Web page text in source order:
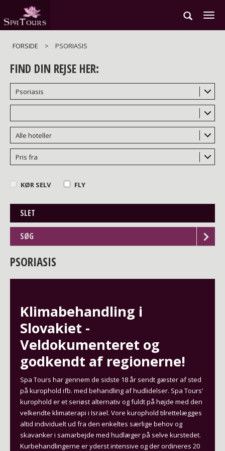
hovedindhold
FORSIDE > PSORIASIS
FIND DIN REJSE HER:
Psoriasis
Alle hoteller
Pris fra
KØR SELV FLY
SLET
SØG
PSORIASIS
Klimabehandling i
Slovakiet -
Veldokumenteret og
godkendt af regionerne!
Spa Tours har gennem de sidste 18 år sendt gæster af sted
på kurophold ifb. med behandling af hudlidelser. Spa Tours’
kurophold er et seriøst alternativ og fuldt på højde med den
velkendte klimaterapi i Israel. Vore kurophold tilrettelægges
altid individuelt ud fra den enkeltes særlige behov og
skavanker i samarbejde med hudlæger på selve kurstedet.
Kurbehandlingerne er yderst intensive og der ordineres 20